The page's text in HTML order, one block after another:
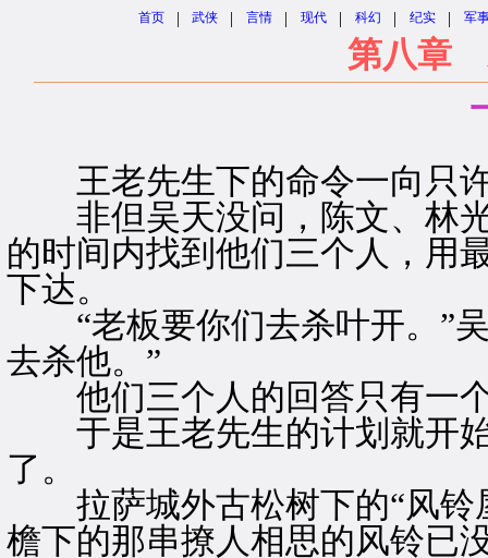
首页 | 武侠 | 言情 | 现代 | 科幻 | 纪实 | 军
第八章
王老先生下的命令一向只
非但吴天没问，陈文、林光
的时间内找到他们三个人，用
下达。
“老板要你们去杀叶开。”吴
去杀他。”
他们三个人的回答只有一个
于是王老先生的计划就开始
了。
拉萨城外古松树下的“风铃
檐下的那串撩人相思的风铃已